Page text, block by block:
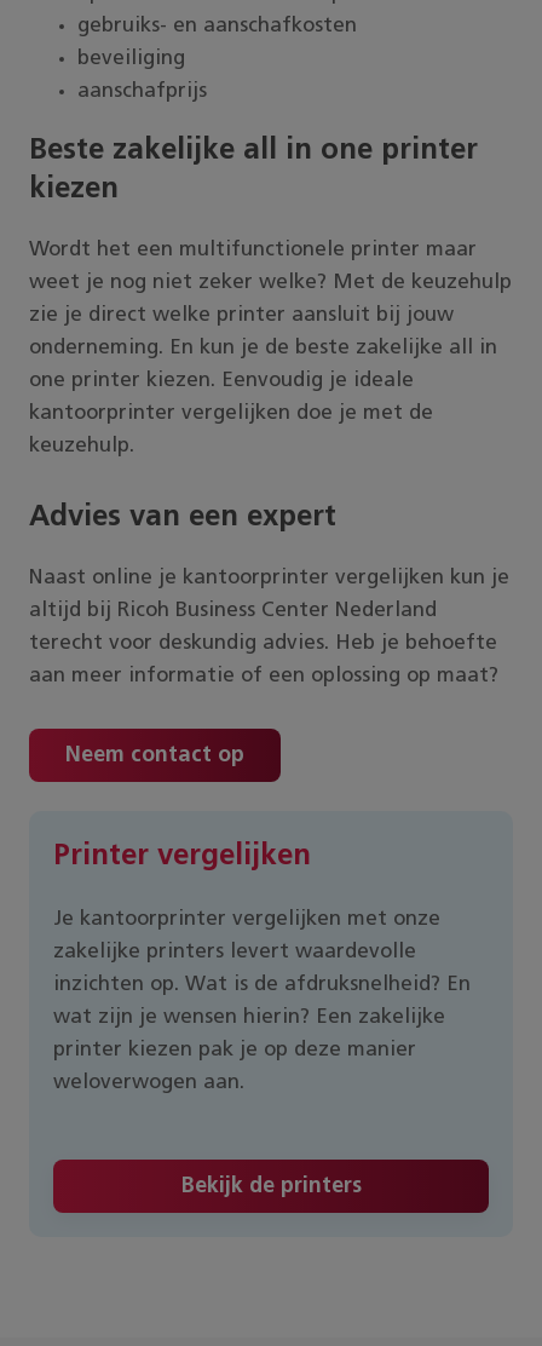
gebruiks- en aanschafkosten
beveiliging
aanschafprijs
Beste zakelijke all in one printer
kiezen
Wordt het een multifunctionele printer maar
weet je nog niet zeker welke? Met de keuzehulp
zie je direct welke printer aansluit bij jouw
onderneming. En kun je de beste zakelijke all in
one printer kiezen. Eenvoudig je ideale
kantoorprinter vergelijken doe je met de
keuzehulp.
Advies van een expert
Naast online je kantoorprinter vergelijken kun je
altijd bij Ricoh Business Center Nederland
terecht voor deskundig advies. Heb je behoefte
aan meer informatie of een oplossing op maat?
Neem contact op
Printer vergelijken
Je kantoorprinter vergelijken met onze
zakelijke printers levert waardevolle
inzichten op. Wat is de afdruksnelheid? En
wat zijn je wensen hierin? Een zakelijke
printer kiezen pak je op deze manier
weloverwogen aan.
Bekijk de printers